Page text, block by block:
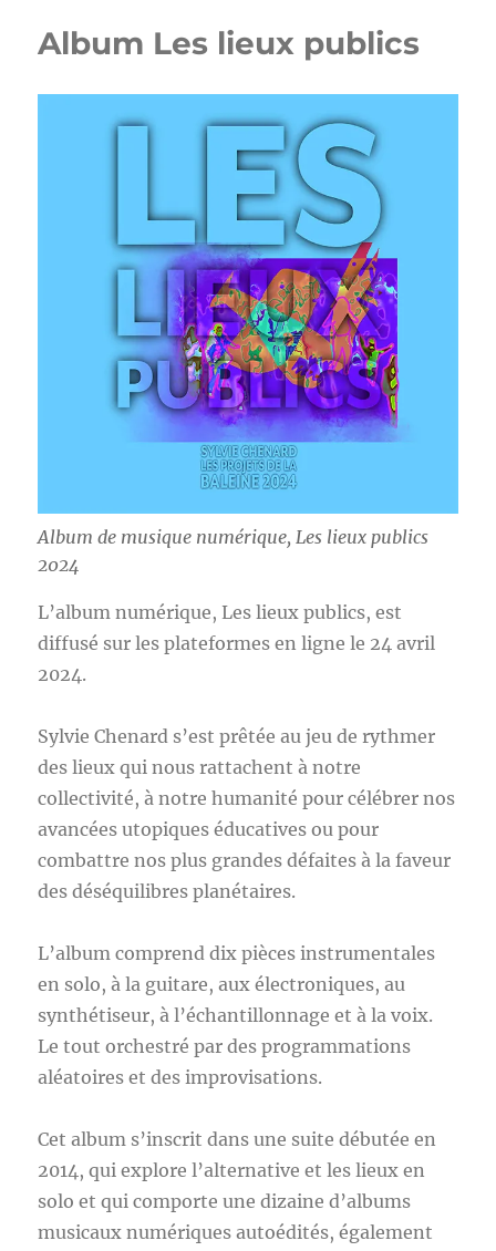
Album Les lieux publics
Album de musique numérique, Les lieux publics
2024
L’album numérique, Les lieux publics, est
diffusé sur les plateformes en ligne le 24 avril
2024.
Sylvie Chenard s’est prêtée au jeu de rythmer
des lieux qui nous rattachent à notre
collectivité, à notre humanité pour célébrer nos
avancées utopiques éducatives ou pour
combattre nos plus grandes défaites à la faveur
des déséquilibres planétaires.
L’album comprend dix pièces instrumentales
en solo, à la guitare, aux électroniques, au
synthétiseur, à l’échantillonnage et à la voix.
Le tout orchestré par des programmations
aléatoires et des improvisations.
Cet album s’inscrit dans une suite débutée en
2014, qui explore l’alternative et les lieux en
solo et qui comporte une dizaine d’albums
musicaux numériques autoédités, également